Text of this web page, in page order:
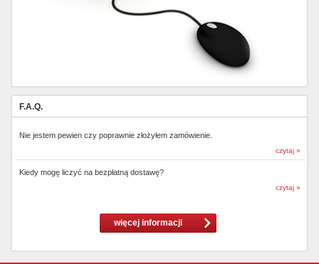
F.A.Q.
Nie jestem pewien czy poprawnie złożyłem zamówienie.
czytaj »
Kiedy mogę liczyć na bezpłatną dostawę?
czytaj »
więcej informacji